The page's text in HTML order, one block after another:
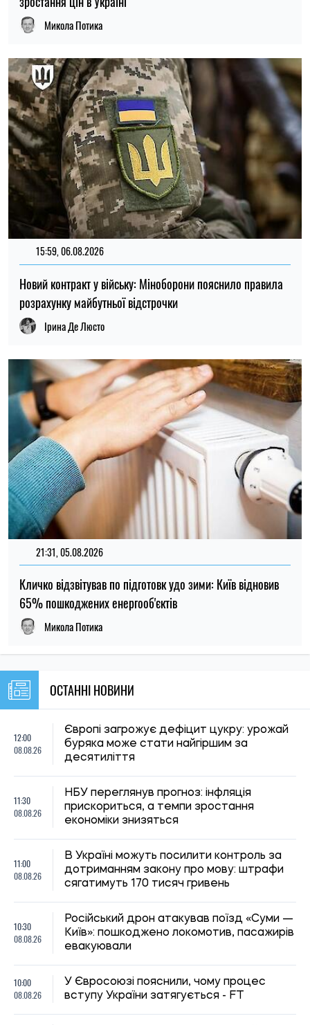
Микола Потика
15:59, 06.08.2026
Новий контракт у війську: Міноборони пояснило правила
розрахунку майбутньої відстрочки
Ірина Де Люсто
21:31, 05.08.2026
Кличко відзвітував по підготовк удо зими: Київ відновив
65% пошкоджених енергооб'єктів
Микола Потика
ОСТАННІ НОВИНИ
12:00
08.08.26
Європі загрожує дефіцит цукру: урожай
буряка може стати найгіршим за
десятиліття
11:30
08.08.26
НБУ переглянув прогноз: інфляція
прискориться, а темпи зростання
економіки знизяться
11:00
08.08.26
В Україні можуть посилити контроль за
дотриманням закону про мову: штрафи
сягатимуть 170 тисяч гривень
10:30
08.08.26
Російський дрон атакував поїзд «Суми —
Київ»: пошкоджено локомотив, пасажирів
евакуювали
10:00
08.08.26
У Євросоюзі пояснили, чому процес
вступу України затягується - FT